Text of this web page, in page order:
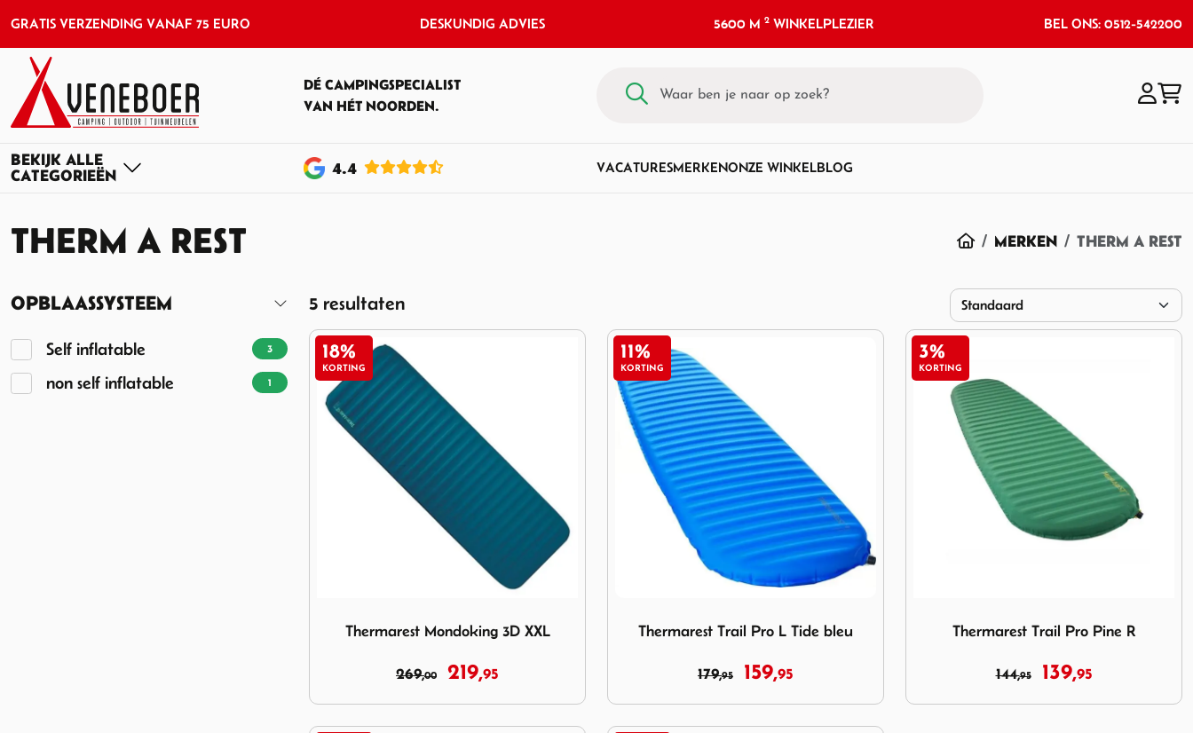
GRATIS VERZENDING VANAF 75 EURO DESKUNDIG ADVIES 5600 M2 WINKELPLEZIER BEL ONS: 0512-542200
DÉ CAMPINGSPECIALIST
VAN HÉT NOORDEN.
4.4 VACATURESMERKENONZE WINKELBLOG
THERM A REST HOMEMERKEN THERM A REST
OPBLAASSYSTEEM
Self inflatable 3
non self inflatable 1
5 resultaten
18%
KORTING
Thermarest Mondoking 3D XXL
269,00 219,95
11%
KORTING
Thermarest Trail Pro L Tide bleu
179,95 159,95
3%
KORTING
Thermarest Trail Pro Pine R
144,95 139,95